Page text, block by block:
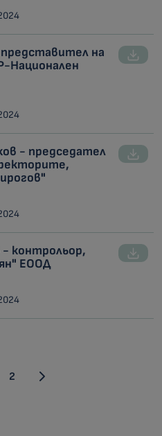
на
Национален
- председател
контрольор,
ЕООД
2